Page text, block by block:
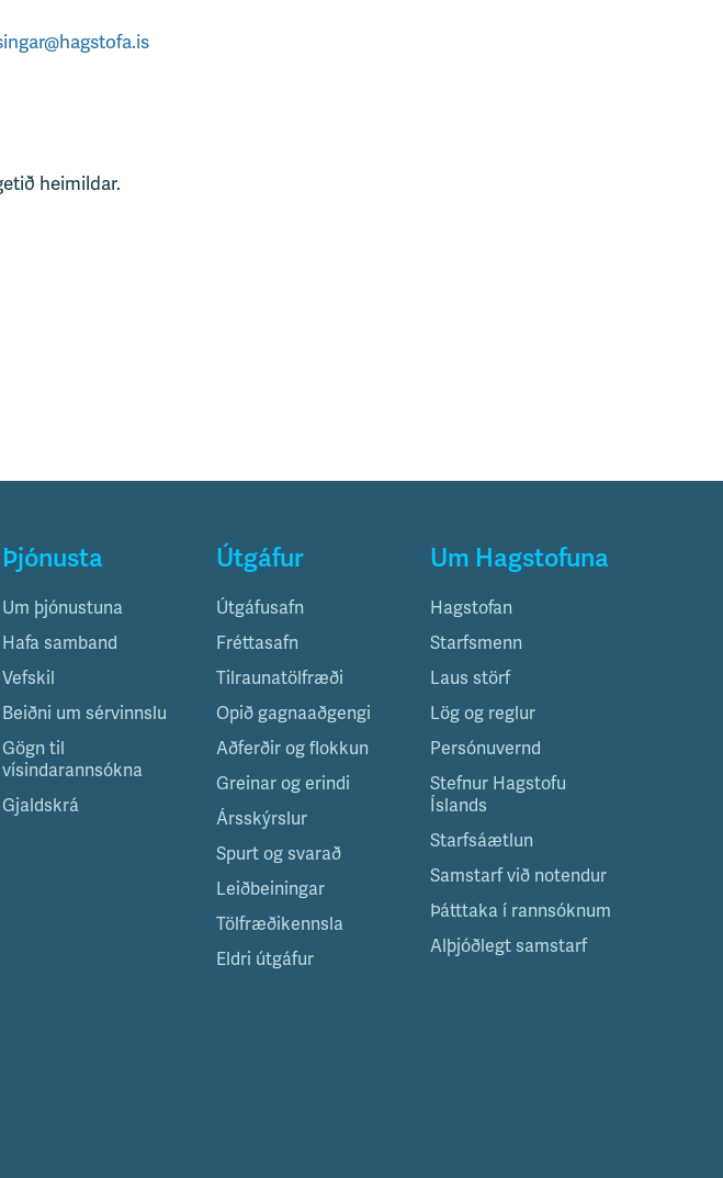
heimildar.
Þjónusta
Um þjónustuna
Hafa samband
Vefskil
Beiðni um sérvinnslu
Gögn til
vísindarannsókna
Gjaldskrá
Útgáfur
Útgáfusafn
Fréttasafn
Tilraunatölfræði
Opið gagnaaðgengi
Aðferðir og flokkun
Greinar og erindi
Ársskýrslur
Spurt og svarað
Leiðbeiningar
Tölfræðikennsla
Eldri útgáfur
Um Hagstofuna
Hagstofan
Starfsmenn
Laus störf
Lög og reglur
Persónuvernd
Stefnur Hagstofu
Íslands
Starfsáætlun
Samstarf við notendur
Þátttaka í rannsóknum
Alþjóðlegt samstarf